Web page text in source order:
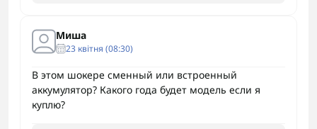
Миша
23 квітня (08:30)
В этом шокере сменный или встроенный
аккумулятор? Какого года будет модель если я
куплю?